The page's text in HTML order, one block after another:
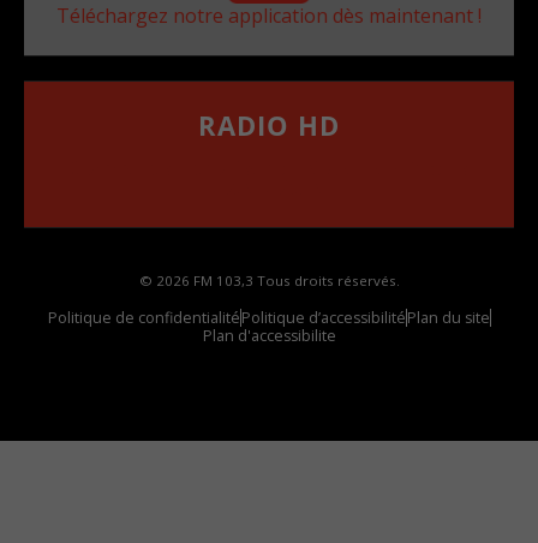
Téléchargez notre application dès maintenant !
RADIO HD
© 2026 FM 103,3 Tous droits réservés.
Politique de confidentialitéPolitique d’accessibilitéPlan du site
Plan d'accessibilite